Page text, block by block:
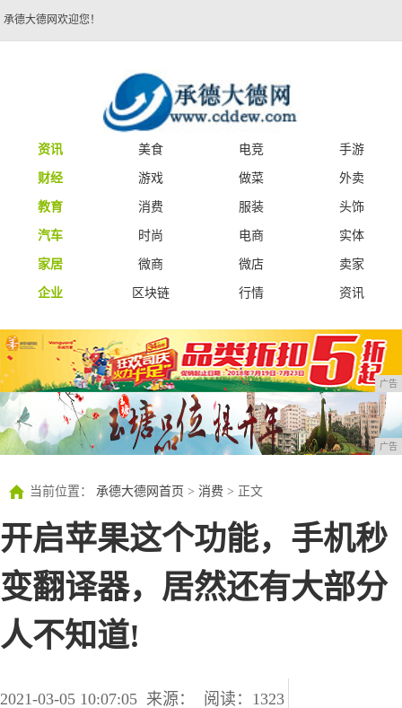
承德大德网欢迎您！
资讯 美食 电竞
手游
财经
游戏 做菜
外卖
教育
消费 服装
头饰
汽车
时尚 电商
实体
家居
微商 微店
卖家
企业
区块链 行情 资讯
广告
广告
当前位置： 承德大德网首页 > 消费 > 正文
开启苹果这个功能，手机秒
变翻译器，居然还有大部分
人不知道!
2021-03-05 10:07:05 来源： 阅读：1323